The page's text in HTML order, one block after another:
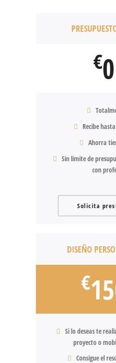
€0
Recibe
Ahorra
Sin limite de
con
Solicita
DISEÑO
€
Si lo deseas te
proyecto o
Consigue el